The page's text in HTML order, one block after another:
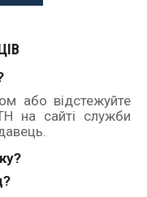
або відстежуйте
на сайті служби